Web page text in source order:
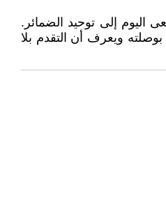
اليوم إلى توحيد الضمائر.
ويعرف أن التقدم بلا